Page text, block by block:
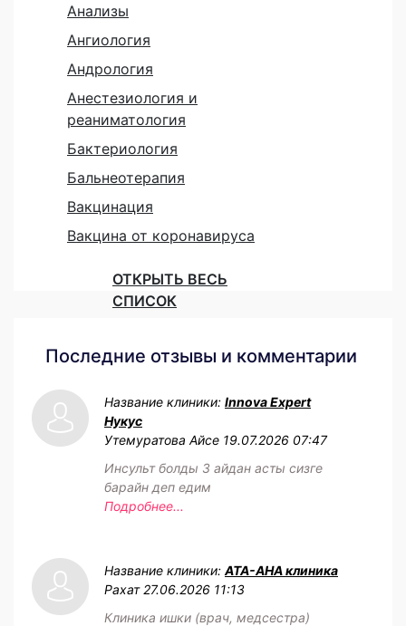
Анализы
Ангиология
Андрология
Анестезиология и
реаниматология
Бактериология
Бальнеотерапия
Вакцинация
Вакцина от коронавируса
ОТКРЫТЬ ВЕСЬ
СПИСОК
Последние отзывы и комментарии
Название клиники: Innova Expert
Нукус
Утемуратова Айсе 19.07.2026 07:47
Инсульт болды 3 айдан асты сизге
барайн деп едим
Подробнее...
Название клиники: АТА-АНА клиника
Рахат 27.06.2026 11:13
Клиника ишки (врач, медсестра)